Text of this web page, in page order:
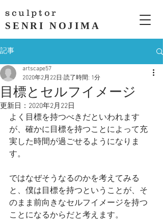
sculptor
SENRI NOJIMA
記事
目標とセルフイメージ
artscape57
2020年2月22日 読了時間: 1分
更新日： 2020年2月22日
よく目標を持つべきだといわれます
が、確かに目標を持つことによって充
実した時間が過ごせるようになりま
す。
ではなぜそうなるのかを考えてみる
と、僕は目標を持つということが、そ
のまま前向きなセルフイメージを持つ
ことになるからだと考えます。